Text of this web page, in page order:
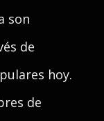
son
de
hoy.
de